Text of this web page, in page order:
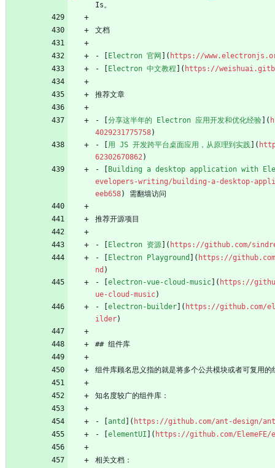
Is。
文档
- [ Electron 官网 ]( https://
- [
Electron 中文教程 ]( https://
推荐文章
- [ 分享这半年的 Electron 应用开发和优化经验 ](
4029231775758)
- [ 用 JS 开发跨平台桌面应用，从原理到实践 ](
62302670862)
- [
Building a desktop application with
evelopers-writing/building-a-desktop-
eeb658) 需翻墙访问
推荐开源项目
- [ Electron 资源 ]( https://github.com/
- [
Electron Playground ]( https://
nd )
- [ electron-vue-cloud-music ]( https://
ue-cloud-music)
- [ electron-builder ]( https://github.com/
ilder)
## 组件库
组件库顾名思义指的就是将多个公共模块或者可复用
知名度较广的组件库：
- [ antd ]( https://github.com/ant-design/
- [ elementUI ]( https://github.com/
相关文档：